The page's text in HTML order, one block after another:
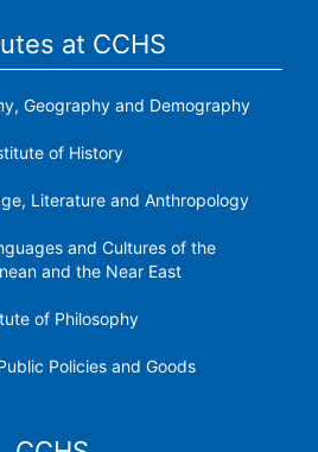
at CCHS
Geography and Demography
of History
Literature and Anthropology
​​and Cultures of the
and the Near East
of Philosophy
Policies and Goods